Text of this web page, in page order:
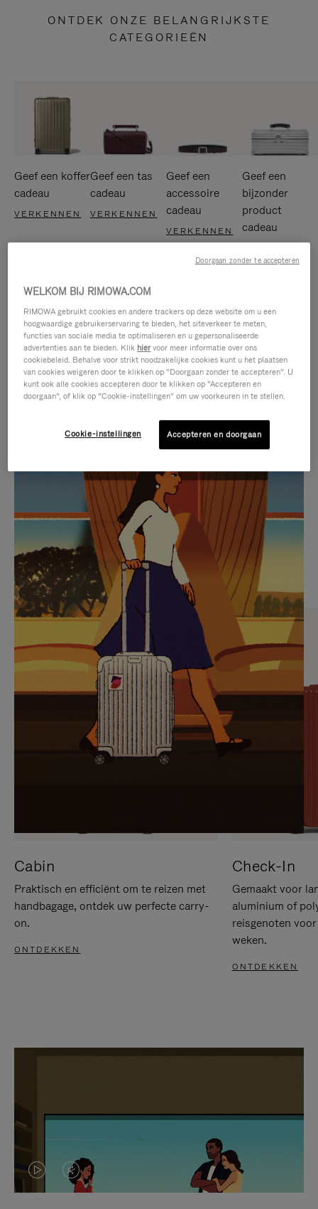
ONTDEK ONZE BELANGRIJKSTE
CATEGORIEËN
Geef een koffer
cadeau
VERKENNEN
Geef een tas
cadeau
VERKENNEN
Geef een
accessoire
cadeau
VERKENNEN
Geef een
bijzonder
product
cadeau
IS
NIET
GEPAUZEERD,
DRUK
OP
OM
TE
PAUZEREN
GELUID
VAN
DE
VIDEO
IS
UITGESCHAKELD.
DRUK
HIER
OM
HET
DEMPEN
OP
SELECTIE VAN GESCHENKEN
Ontdek de perfecte metgezel
voor elke reis
Cabin
Praktisch en efficiënt om te reizen met
handbagage, ontdek uw perfecte carry-
on.
ONTDEKKEN
Check-In
Gemaakt voor
aluminium of
reisgenoten
weken.
ONTDEKKEN
VIDEO
HET
WELKOM BIJ RIMOWA.COM
RIMOWA gebruikt cookies en andere trackers op deze website om u een
hoogwaardige gebruikerservaring te bieden, het siteverkeer te meten,
functies van sociale media te optimaliseren en u gepersonaliseerde
advertenties aan te bieden. Klik hiervoor meer informatie over ons
cookiebeleid. Behalve voor strikt noodzakelijke cookies kunt u het plaatsen
van cookies weigeren door te klikken op “Doorgaan zonder te accepteren”. U
kunt ook alle cookies accepteren door te klikken op “Accepteren en
doorgaan”, of klik op “Cookie-instellingen” om uw voorkeuren in te stellen.
Cookie-instellingen Accepteren en doorgaan
Doorgaan zonder te accepteren